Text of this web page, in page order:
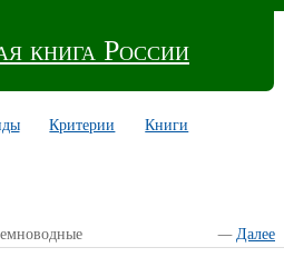
книга России
Критерии Книги
—Далее